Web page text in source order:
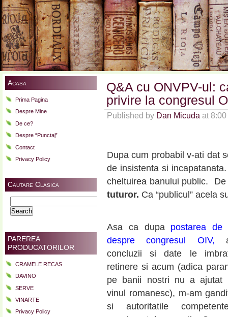
Acasa
Prima Pagina
Despre Mine
De ce?
Despre “Punctaj”
Contact
Privacy Policy
Cautare Clasica
for:
PAREREA
PRODUCATORILOR
CRAMELE RECAS
DAVINO
SERVE
VINARTE
Privacy Policy
Q&A cu ONVPV-ul:
privire la congresul
Published by Dan Micuda at
Dupa cum probabil v-ati dat
de insistenta si
cheltuirea banului public.
tuturor. Ca “publicul” acela
Asa ca dupa postarea de
despre congresul OIV,
concluzii si date le
retinere si acum (adica
pe banii nostri nu a ajutat
vinul romanesc), m-am
si autoritatile